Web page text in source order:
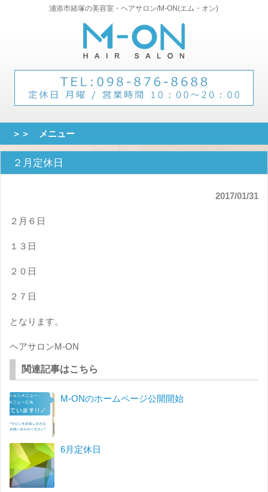
浦添市経塚の美容室・ヘアサロン/M-ON(エム・オン)
＞＞ メニュー
２月定休日
2017/01/31
２月６日
１３日
２０日
２７日
となります。
ヘアサロンM-ON
関連記事はこちら
M-ONのホームページ公開開始
6月定休日